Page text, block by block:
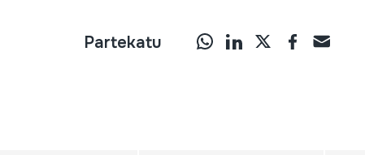
Partekatu